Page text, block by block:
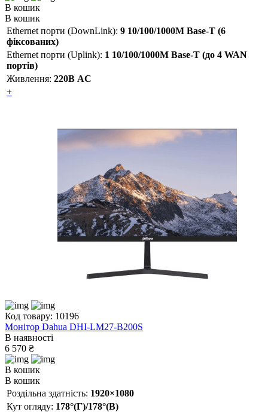
В кошик
В кошик
Ethernet порти (DownLink): 9 10/100/1000M Base-T (6
фіксованих)
Ethernet порти (Uplink): 1 10/100/1000M Base-T (до 4 WAN
портів)
Живлення: 220В AC
+
Код товару: 10196
Монітор Dahua DHI-LM27-B200S
В наявності
6 570 ₴
В кошик
В кошик
Роздільна здатність: 1920×1080
Кут огляду: 178°(Г)/178°(В)